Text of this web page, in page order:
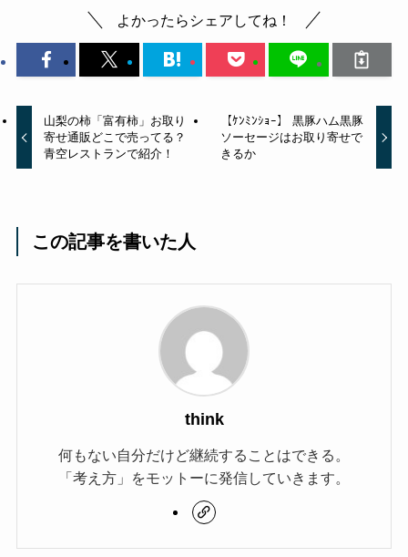
よかったらシェアしてね！
山梨の柿「富有柿」お取り
寄せ通販どこで売ってる？
青空レストランで紹介！
【ｹﾝﾐﾝｼｮｰ】 黒豚ハム黒豚
ソーセージはお取り寄せで
きるか
この記事を書いた人
think
何もない自分だけど継続することはできる。
「考え方」をモットーに発信していきます。